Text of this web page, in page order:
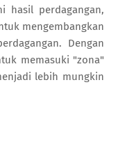
hasil perdagangan,
mengembangkan
Dengan
memasuki "zona"
lebih mungkin